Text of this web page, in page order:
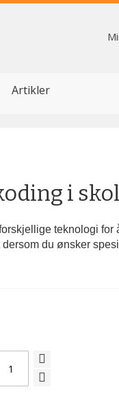
Artikler
i
teknologi for
dersom du ønsker